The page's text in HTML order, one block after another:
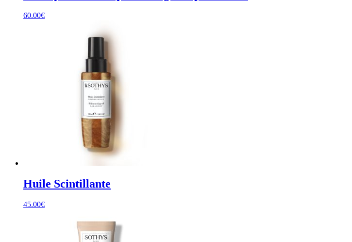
60.00€
Huile Scintillante
45.00€